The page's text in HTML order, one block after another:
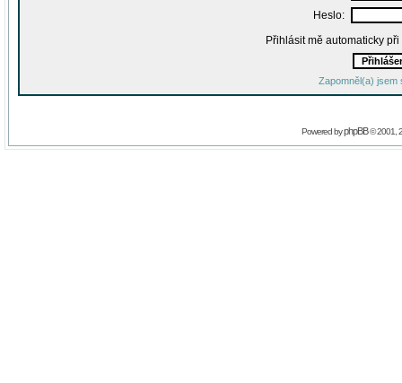
Heslo:
Přihlásit mě automaticky
Zapomněl(a) jsem
Powered byphpBB© 2001,